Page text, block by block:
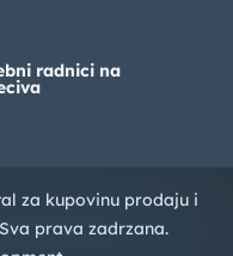
radnici na
za kupovinu prodaju i
prava zadrzana.